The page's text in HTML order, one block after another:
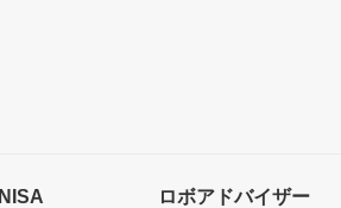
ロボアドバイザー